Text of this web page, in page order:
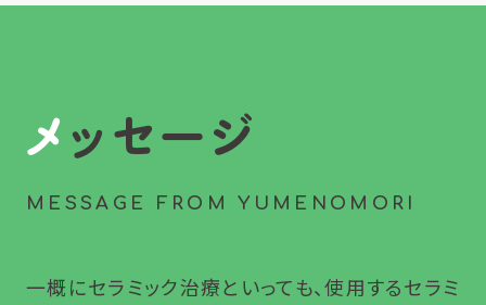
メッセージ
MESSAGE FROM YUMENOMORI
一概にセラミック治療といっても、使用するセラミ